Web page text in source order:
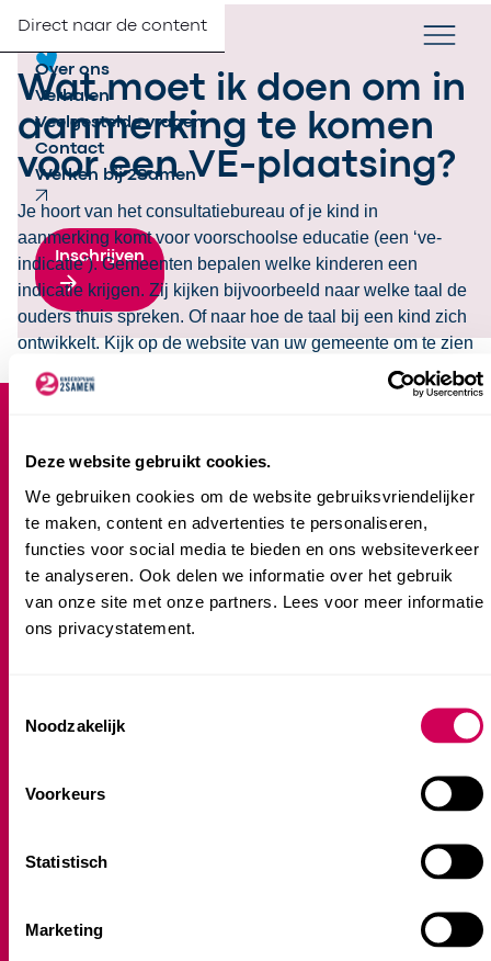
Deze website gebruikt cookies.
We gebruiken cookies om de website gebruiksvriendelijker
te maken, content en advertenties te personaliseren,
functies voor social media te bieden en ons websiteverkeer
te analyseren. Ook delen we informatie over het gebruik
van onze site met onze partners. Lees voor meer informatie
ons privacystatement.
Selection
Noodzakelijk
Voorkeurs
Statistisch
Marketing
Direct naar de content Verander
Over ons
Verhalen
Veelgestelde vragen
Contact
Werken bij 2Samen
Inschrijven
Wat moet ik doen om in
aanmerking te komen
voor een VE-plaatsing?
Je hoort van het consultatiebureau of je kind in
aanmerking komt voor voorschoolse educatie (een ‘ve-
indicatie’). Gemeenten bepalen welke kinderen een
indicatie krijgen. Zij kijken bijvoorbeeld naar welke taal de
ouders thuis spreken. Of naar hoe de taal bij een kind zich
ontwikkelt. Kijk op de website van uw gemeente om te zien
welke voorwaarden in jouw gemeente gelden.
Footer
Over ons
Contact
Partners
Samen met jou
Locatie-overzicht
Voorschoolse Educatie (VE)
Praktische informatie